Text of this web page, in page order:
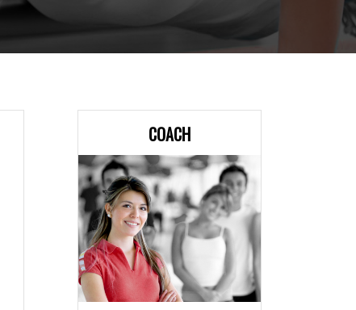
COACH